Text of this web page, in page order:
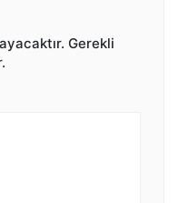
Gerekli